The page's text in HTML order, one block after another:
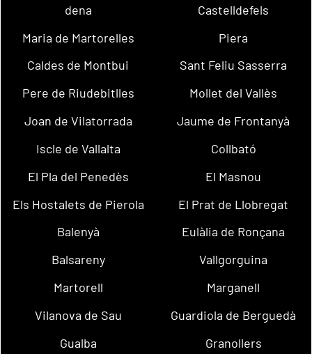
dena
Castelldefels
Maria de Martorelles
Piera
Caldes de Montbui
Sant Feliu Sasserra
Pere de Riudebitlles
Mollet del Vallès
Joan de Vilatorrada
Jaume de Frontanyà
Iscle de Vallalta
Collbató
El Pla del Penedès
El Masnou
Els Hostalets de Pierola
El Prat de Llobregat
Balenyà
Eulàlia de Ronçana
Balsareny
Vallgorguina
Martorell
Marganell
Vilanova de Sau
Guardiola de Berguedà
Gualba
Granollers